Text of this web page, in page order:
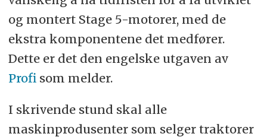
og montert Stage 5-motorer, med de
ekstra komponentene det medfører.
Dette er det den engelske utgaven av
Profi som melder.
I skrivende stund skal alle
maskinprodusenter som selger traktorer